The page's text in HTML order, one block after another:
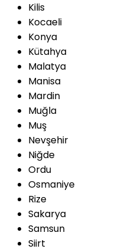
Kilis
Kocaeli
Konya
Kütahya
Malatya
Manisa
Mardin
Muğla
Muş
Nevşehir
Niğde
Ordu
Osmaniye
Rize
Sakarya
Samsun
Siirt